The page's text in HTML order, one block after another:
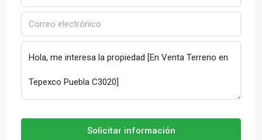
Solicitar información